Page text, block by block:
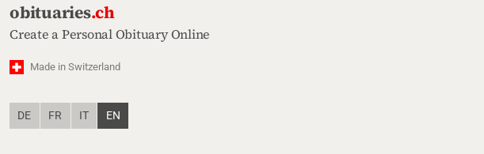
obituaries.ch
Create a Personal Obituary Online
Made in Switzerland
DE FR IT EN